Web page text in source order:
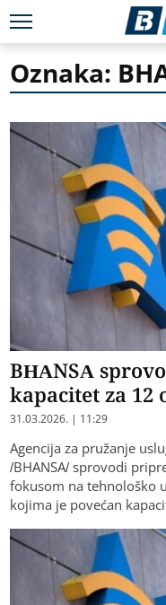
Oznaka:
BHANSA
kapacitet za 12
31.03.2026. | 11:29
Agencija za pružanje
/BHANSA/ sprovodi
fokusom na tehnološko
kojima je povećan